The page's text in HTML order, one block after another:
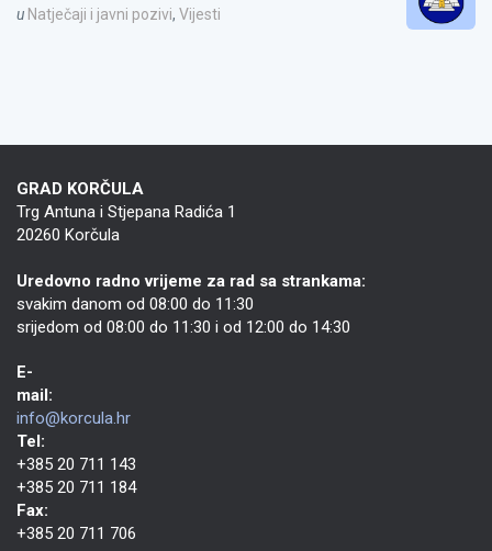
u Natječaji i javni pozivi, Vijesti
GRAD KORČULA
Trg Antuna i Stjepana Radića 1
20260 Korčula
Uredovno radno vrijeme za rad sa strankama:
svakim danom od 08:00 do 11:30
srijedom od 08:00 do 11:30 i od 12:00 do 14:30
E-
mail:
info@korcula.hr
Tel:
+385 20 711 143
+385 20 711 184
Fax:
+385 20 711 706